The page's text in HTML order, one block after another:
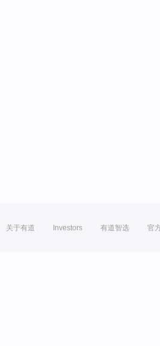
关于有道 Investors 有道智选 官